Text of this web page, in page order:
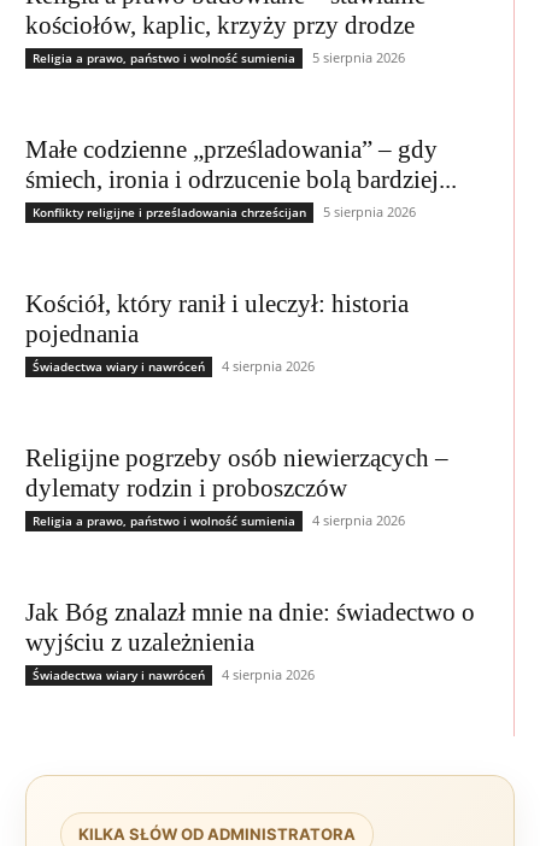
kościołów, kaplic, krzyży przy drodze
Religia a prawo, państwo i wolność sumienia 5 sierpnia 2026
Małe codzienne „prześladowania” – gdy
śmiech, ironia i odrzucenie bolą bardziej...
Konflikty religijne i prześladowania chrześcijan 5 sierpnia 2026
Kościół, który ranił i uleczył: historia
pojednania
Świadectwa wiary i nawróceń 4 sierpnia 2026
Religijne pogrzeby osób niewierzących –
dylematy rodzin i proboszczów
Religia a prawo, państwo i wolność sumienia 4 sierpnia 2026
Jak Bóg znalazł mnie na dnie: świadectwo o
wyjściu z uzależnienia
Świadectwa wiary i nawróceń 4 sierpnia 2026
KILKA SŁÓW OD ADMINISTRATORA